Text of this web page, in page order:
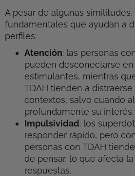
A pesar de algunas
fundamentales que ayudan a
perfiles:
Atención: las personas
pueden desconectarse
estimulantes, mientras
TDAH tienden a
contextos, salvo cuando
profundamente su interés.
Impulsividad: los
responder rápido, pero
personas con TDAH
de pensar, lo que afecta
respuestas.